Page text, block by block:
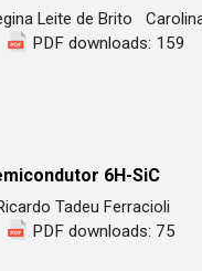
Leite de Brito
PDF downloads: 159
6H-SiC
Tadeu Ferracioli
PDF downloads: 75